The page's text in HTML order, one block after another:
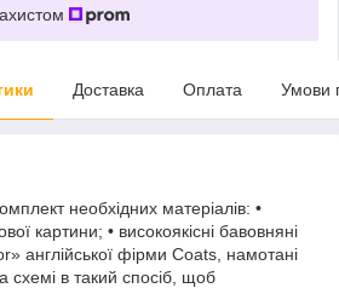
Доставка Оплата Умови
необхідних матеріалів: •
картини; • високоякісні бавовняні
англійської фірми Coats, намотані
схемі в такий спосіб, щоб